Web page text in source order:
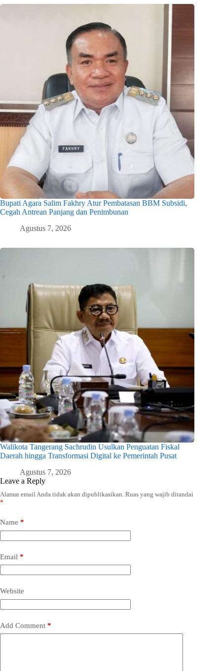
Bupati Agara Salim Fakhry Atur Pembatasan BBM Subsidi,
Cegah Antrean Panjang dan Penimbunan
Agustus 7, 2026
Walikota Tangerang Sachrudin Usulkan Penguatan Fiskal
Daerah hingga Transformasi Digital ke Pemerintah Pusat
Agustus 7, 2026
Leave a Reply
Alamat email Anda tidak akan dipublikasikan. Ruas yang wajib ditandai
*
Name *
Email *
Website
Add Comment *